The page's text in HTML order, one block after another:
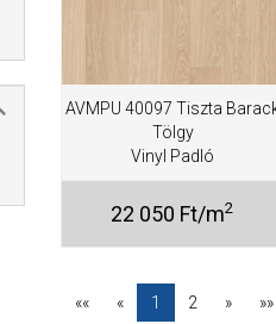
AVMPU 40097 Tiszta
Tölgy
Vinyl Padló
22 050 Ft/m2
«« « 1 2 » »»